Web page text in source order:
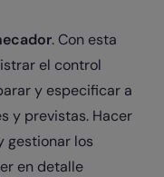
. Con esta
el control
y especificar a
y previstas. Hacer
gestionar los
en detalle